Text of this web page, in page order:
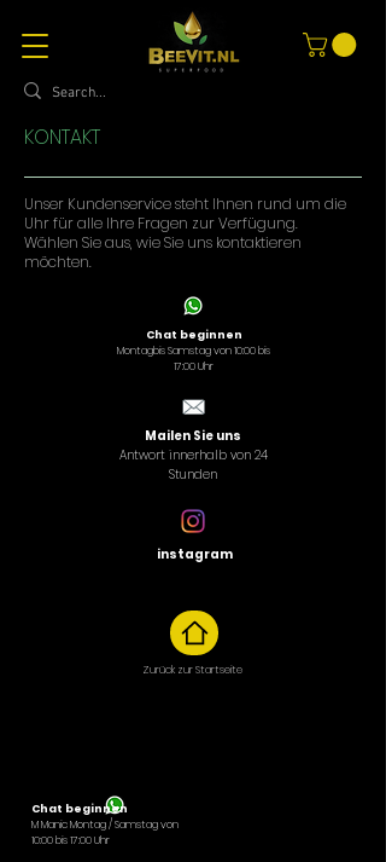
KONTAKT
Unser Kundenservice steht Ihnen rund um die
Uhr für alle Ihre Fragen zur Verfügung.
Wählen Sie aus, wie Sie uns kontaktieren
möchten.
Chat beginnen
Montagbis Samstag von 10:00 bis
17:00 Uhr
Mailen Sie uns
Antwort innerhalb von 24
Stunden
instagram
Zurück zur Startseite
Chat beginnen
MManic Montag / Samstag von
10:00 bis 17:00 Uhr